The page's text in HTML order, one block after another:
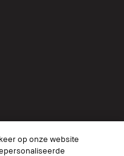
op onze website